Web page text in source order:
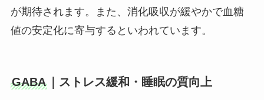
が期待されます。また、消化吸収が緩やかで血糖
値の安定化に寄与するといわれています。
GABA｜ストレス緩和・睡眠の質向上